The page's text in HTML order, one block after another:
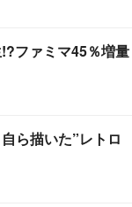
ファミマ45％増量
ら描いた”レトロ